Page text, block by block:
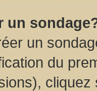
un
un
du
cliquez